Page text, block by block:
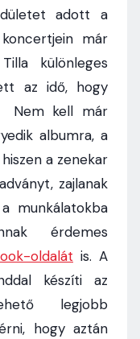
adott a
már
különleges
az idő, hogy
Nem kell már
albumra, a
a zenekar
zajlanak
munkálatokba
érdemes
oldalát is. A
készíti az
legjobb
hogy aztán